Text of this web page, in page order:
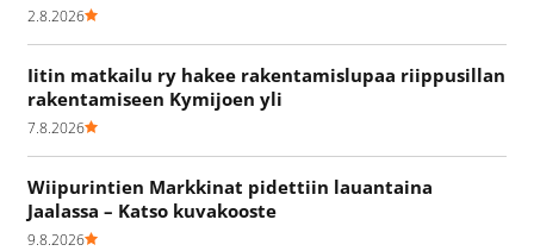
2.8.2026
Iitin matkailu ry hakee rakentamislupaa riippusillan
rakentamiseen Kymijoen yli
7.8.2026
Wiipurintien Markkinat pidettiin lauantaina
Jaalassa – Katso kuvakooste
9.8.2026